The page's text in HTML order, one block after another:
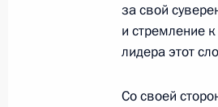
Телефонный
за свой
и стремление
лидера этот
Со своей